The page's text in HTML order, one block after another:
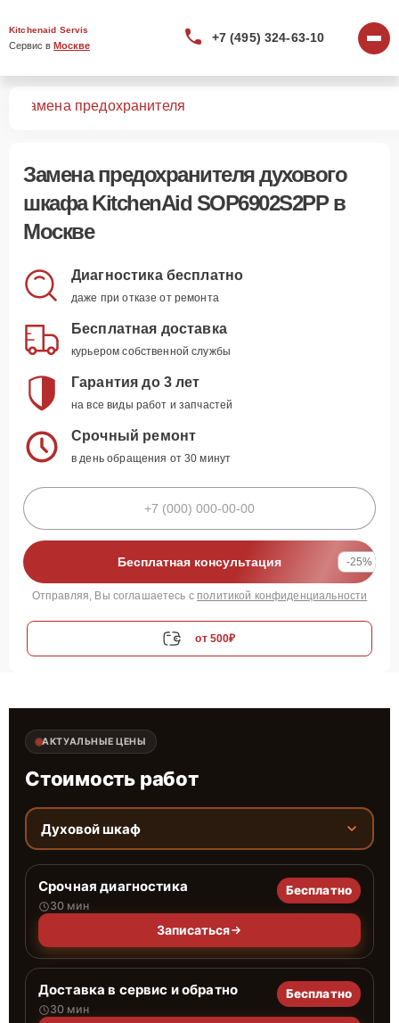
Kitchenaid Servis
Сервис в Москве
+7 (495) 324-63-10
Замена предохранителя
Замена предохранителя духового
шкафа KitchenAid SOP6902S2PP в
Москве
Диагностика бесплатно
даже при отказе от ремонта
Бесплатная доставка
курьером собственной службы
Гарантия до 3 лет
на все виды работ и запчастей
Срочный ремонт
в день обращения от 30 минут
Бесплатная консультация -25%
Отправляя, Вы соглашаетесь с политикой конфиденциальности
от 500₽
АКТУАЛЬНЫЕ ЦЕНЫ
Стоимость работ
Духовой шкаф
Срочная диагностика
30 мин
Бесплатно
Записаться
Доставка в сервис и обратно
30 мин
Бесплатно